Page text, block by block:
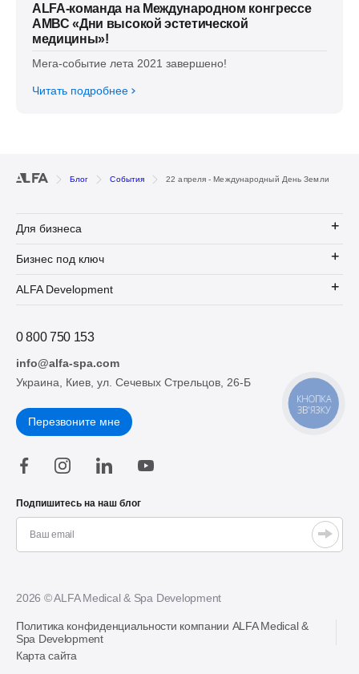
ALFA-команда на Международном конгрессе
АМВС «Дни высокой эстетической
медицины»!
Мега-событие лета 2021 завершено!
Читать подробнее
Блог События 22 апреля - Международный День Земли
Для бизнеса
Бизнес под ключ
ALFA Development
0 800 750 153
info@alfa-spa.com
Украина, Киев, ул. Сечевых Стрельцов, 26-Б
Перезвоните мне
Подпишитесь на наш блог
2026 © ALFA Medical & Spa Development
Политика конфиденциальности компании ALFA Medical &
Spa Development
Карта сайта
КНОПКА
ЗВ'ЯЗКУ